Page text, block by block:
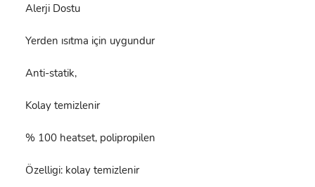
Alerji Dostu
Yerden ısıtma için uygundur
Anti-statik,
Kolay temizlenir
% 100 heatset, polipropilen
Özelligi: kolay temizlenir